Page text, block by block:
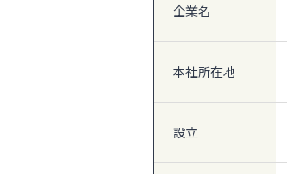
企業名
本社所在地
設立